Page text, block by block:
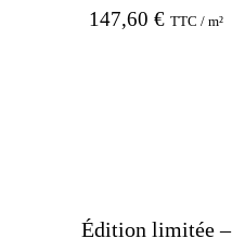
147,60 € TTC / m²
Édition limitée –